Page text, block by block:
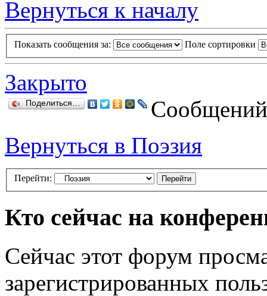
Вернуться к началу
Показать сообщения за: Поле сортировки
Закрыто
Поделиться…
Вернуться в Поэзия
Перейти:
Кто сейчас на
Сейчас этот форум
зарегистрированных